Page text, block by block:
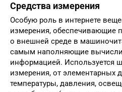
Средства измерения
Особую роль в интернете
измерения, обеспечивающие
о внешней среде в
самым наполняющие
информацией. Используется
измерения, от элементарных
температуры, давления,